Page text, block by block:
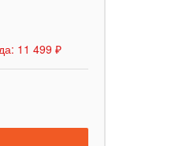
11 499 ₽